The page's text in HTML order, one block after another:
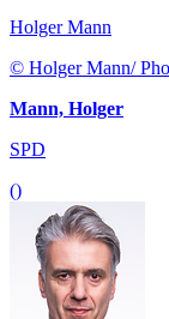
Holger Mann
© Holger Mann/
Mann, Holger
SPD
()